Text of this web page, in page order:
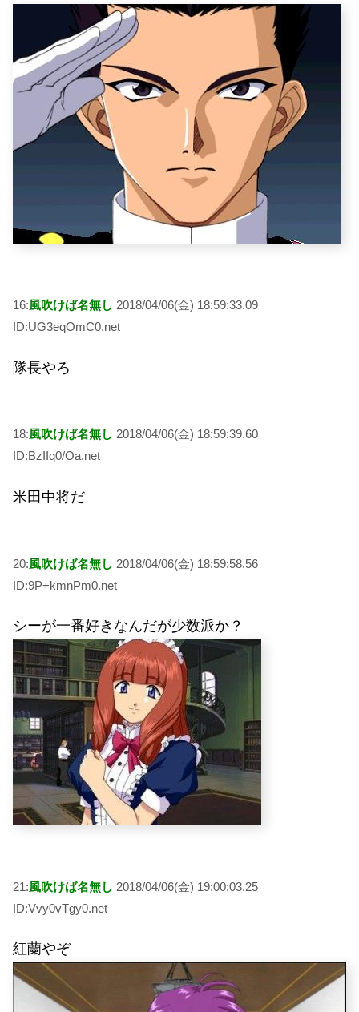
16:風吹けば名無し 2018/04/06(金) 18:59:33.09
ID:UG3eqOmC0.net
隊長やろ
18:風吹けば名無し 2018/04/06(金) 18:59:39.60
ID:BzIIq0/Oa.net
米田中将だ
20:風吹けば名無し 2018/04/06(金) 18:59:58.56
ID:9P+kmnPm0.net
シーが一番好きなんだが少数派か？
21:風吹けば名無し 2018/04/06(金) 19:00:03.25
ID:Vvy0vTgy0.net
紅蘭やぞ